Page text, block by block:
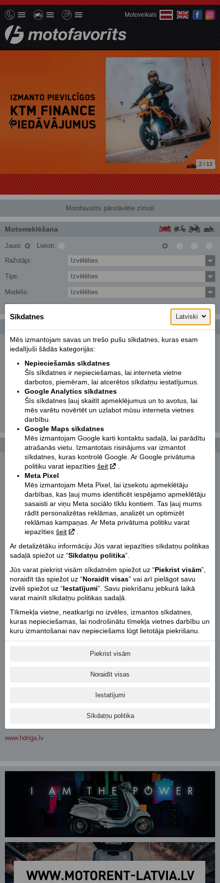
Motoveikals
2 / 13
Motofavorīts pārstāvētie zīmoli
Motomeklēšana
Jauni:
Lietoti:
Ražotājs:
Izvēlēties
Tips: Izvēlēties
Modelis:
Izvēlēties
Meklēt!
Vairāk...
KTM 250 EXC TPI SIX DAYS | 2022
KTM 890 DUKE
KTM 300 EXC TPI | 2021
C-Umi
KTM 790 ADVENTURE R RALLY | 2020
Wanted Harley-Davidson Riders!
Uzmanību! Līdz 2013. gada 31. decembrim iegādājies jaunu Harley-
Davidson motociklu un mēs Tev dodam bonusu no 1200 - 1500 EUR*
*Iegādājies savu sapņu motociklu un saņem bonusu, kura vērtībā varēsi
iegūt:
· Harley-Davidson Genuine MotorClothes moto apģērbu,
· Servisa pakalpojumus autorizētājā dīlera servisā.
tas jāizmanto vienā reizē līdz 2013. gada 31. decembrim.
www.hdriga.lv
Sīkdatnes Latviski
Mēs izmantojam savas un trešo pušu sīkdatnes, kuras esam
iedalījuši šādās kategorijās:
Nepieciešamās sīkdatnes
Šīs sīkdatnes ir nepieciešamas, lai interneta vietne
darbotos, piemēram, lai atcerētos sīkdatņu iestatījumus.
Google Analytics sīkdatnes
Šīs sīkdatnes ļauj skaitīt apmeklējumus un to avotus, lai
mēs varētu novērtēt un uzlabot mūsu interneta vietnes
darbību.
Google Maps sīkdatnes
Mēs izmantojam Google karti kontaktu sadaļā, lai parādītu
atrašanās vietu. Izmantotais risinājums var izmantot
sīkdatnes, kuras kontrolē Google. Ar Google privātuma
politiku varat iepazīties šeit
Meta Pixel
Mēs izmantojam Meta Pixel, lai izsekotu apmeklētāju
darbības, kas ļauj mums identificēt iespējamo apmeklētāju
sasaisti ar viņu Meta sociālo tīklu kontiem. Tas ļauj mums
rādīt personalizētas reklāmas, analizēt un optimizēt
reklāmas kampaņas. Ar Meta privātuma politiku varat
iepazīties šeit
Ar detalizētāku informāciju Jūs varat iepazīties sīkdatņu politikas
sadaļā spiežot uz “Sīkdatņu politika”.
Jūs varat piekrist visām sīkdatnēm spiežot uz “Piekrist visām”,
noraidīt tās spiežot uz “Noraidīt visas” vai arī pielāgot savu
izvēli spiežot uz “Iestatījumi”. Savu piekrišanu jebkurā laikā
varat mainīt sīkdatņu politikas sadaļā.
Tīkmekļa vietne, neatkarīgi no izvēles, izmantos sīkdatnes,
kuras nepieciešamas, lai nodrošinātu tīmekļa vietnes darbību un
kuru izmantošanai nav nepieciešams lūgt lietotāja piekrišanu.
Piekrist visām
Noraidīt visas
Iestatījumi
Sīkdatņu politika